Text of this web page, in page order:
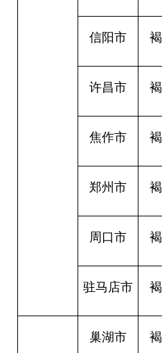
信阳市
许昌市
焦作市
郑州市
周口市
驻马店市
巢湖市